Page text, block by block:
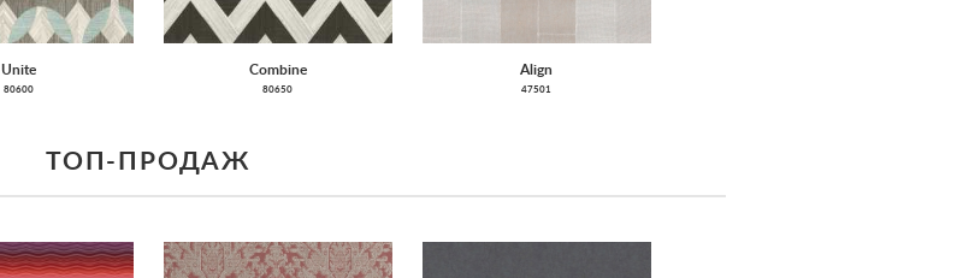
Unite
80600
Combine
80650
Align
47501
ТОП-ПРОДАЖ